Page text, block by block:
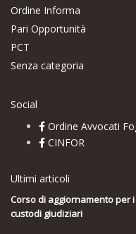
Ordine Informa
Pari Opportunità
PCT
Senza categoria
Social
Ordine Avvocati
CINFOR
Ultimi articoli
Corso di aggiornamento
custodi giudiziari